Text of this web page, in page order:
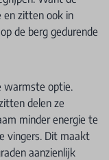
en zitten ook in
de berg gedurende
warmste optie.
delen ze
minder energie te
vingers. Dit maakt
aanzienlijk